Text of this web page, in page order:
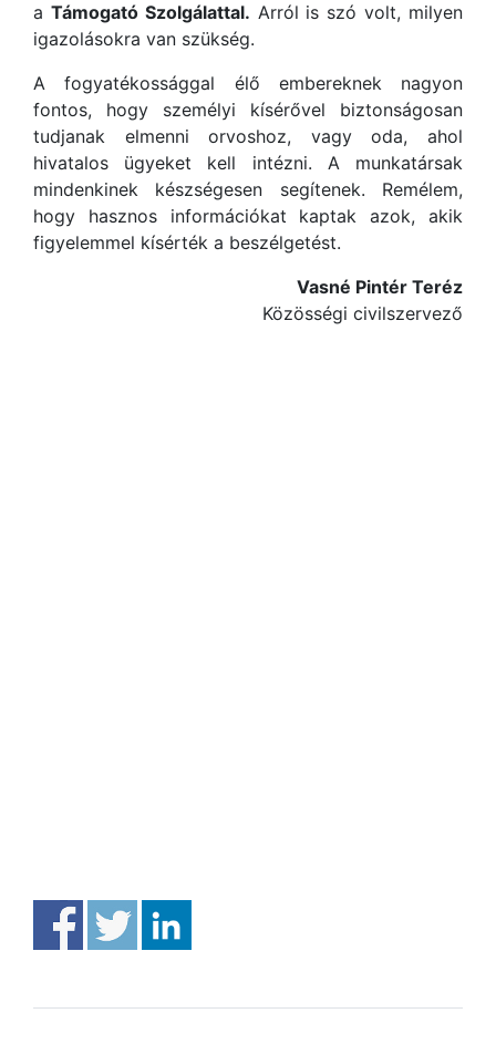
a Támogató Szolgálattal. Arról is szó volt, milyen
igazolásokra van szükség.
A fogyatékossággal élő embereknek nagyon
fontos, hogy személyi kísérővel biztonságosan
tudjanak elmenni orvoshoz, vagy oda, ahol
hivatalos ügyeket kell intézni. A munkatársak
mindenkinek készségesen segítenek. Remélem,
hogy hasznos információkat kaptak azok, akik
figyelemmel kísérték a beszélgetést.
Vasné Pintér Teréz
Közösségi civilszervező